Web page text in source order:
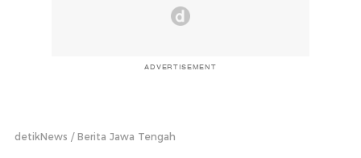
ADVERTISEMENT
detikNews Berita Jawa Tengah